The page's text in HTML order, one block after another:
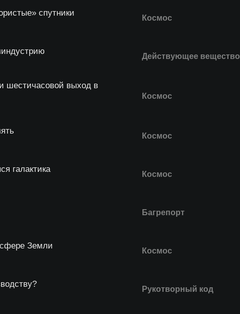
спутники Космос
Действующее вещество
шестичасовой выход в
Космос
Космос
галактика Космос
Багрепорт
Земли Космос
Рукотворный код